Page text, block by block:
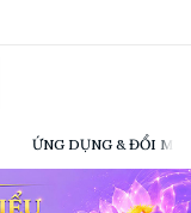
ỨNG DỤNG & ĐỔI